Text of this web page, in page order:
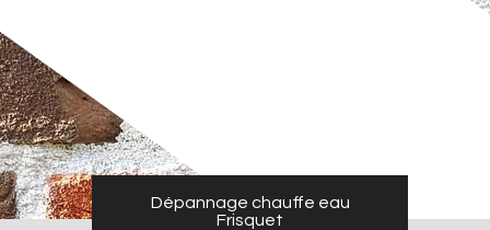
Dépannage chauffe eau
Frisquet